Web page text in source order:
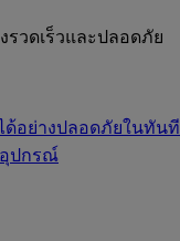
รวดเร็วและปลอดภัย
อย่างปลอดภัยในทันที
ปกรณ์